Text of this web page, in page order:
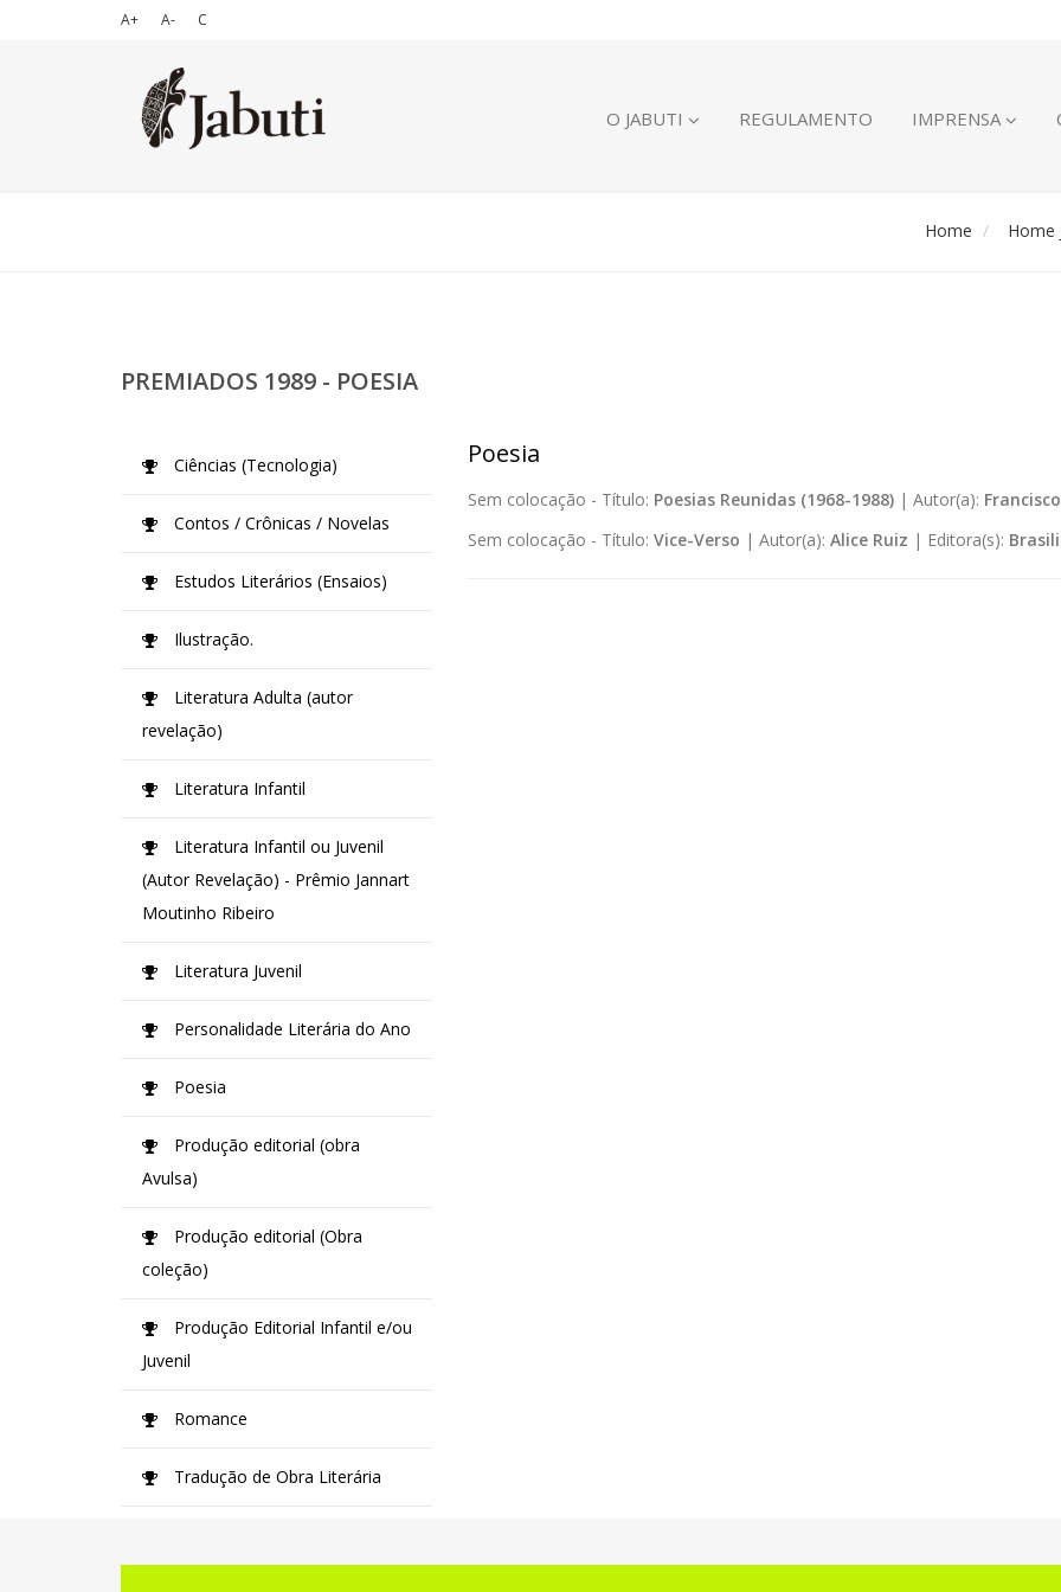
A+ A- C
O JABUTI REGULAMENTO IMPRENSA
Home Home
PREMIADOS 1989 - POESIA
Poesia
Sem colocação - Título: Poesias Reunidas (1968-1988)| Autor(a):
Sem colocação - Título: Vice-Verso | Autor(a): Alice Ruiz | Editora(s):
Ciências (Tecnologia)
Contos / Crônicas / Novelas
Estudos Literários (Ensaios)
Ilustração.
Literatura Adulta (autor
revelação)
Literatura Infantil
Literatura Infantil ou Juvenil
(Autor Revelação) - Prêmio Jannart
Moutinho Ribeiro
Literatura Juvenil
Personalidade Literária do Ano
Poesia
Produção editorial (obra
Avulsa)
Produção editorial (Obra
coleção)
Produção Editorial Infantil e/ou
Juvenil
Romance
Tradução de Obra Literária